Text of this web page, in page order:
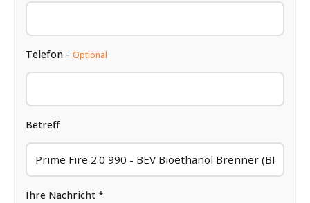
Telefon - Optional
Betreff
Ihre Nachricht *